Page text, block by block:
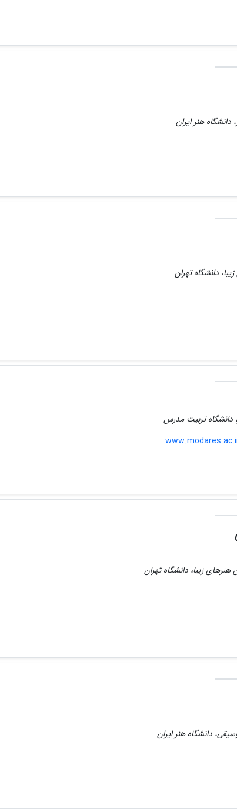
دانشگاه هنر ایران
دانشگاه تهران
دانشگاه تربیت مدرس
زیبا، دانشگاه تهران
دانشگاه هنر ایران